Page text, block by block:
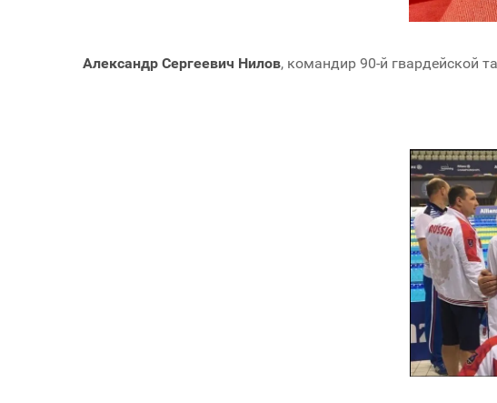
Александр Сергеевич Нилов, командир 90-й гвардейской